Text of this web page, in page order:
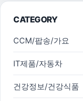
CATEGORY
CCM/팝송/가요
IT제품/자동차
건강정보/건강식품